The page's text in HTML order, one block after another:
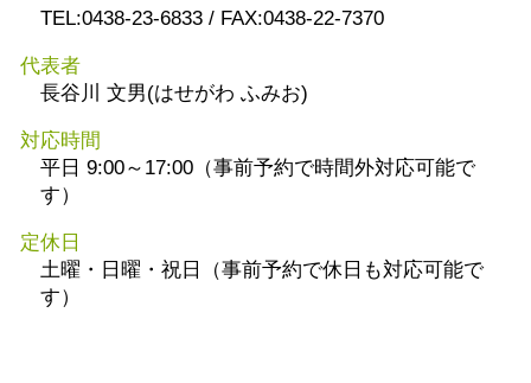
TEL:0438-23-6833 / FAX:0438-22-7370
代表者
長谷川 文男(はせがわ ふみお)
対応時間
平日 9:00～17:00（事前予約で時間外対応可能で
す）
定休日
土曜・日曜・祝日（事前予約で休日も対応可能で
す）